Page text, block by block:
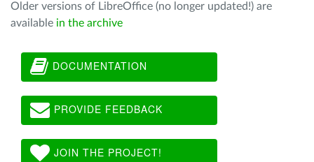
Older versions of LibreOffice (no longer updated!) are
available in the archive
DOCUMENTATION
PROVIDE FEEDBACK
JOIN THE PROJECT!